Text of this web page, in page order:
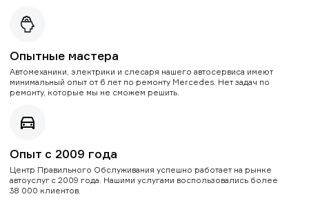
Опытные мастера
Автомеханики, электрики и слесаря нашего автосервиса имеют
минимальный опыт от 6 лет по ремонту Mercedes. Нет задач по
ремонту, которые мы не сможем решить.
Опыт с 2009 года
Центр Правильного Обслуживания успешно работает на рынке
автоуслуг с 2009 года. Нашими услугами воспользовались более
38 000 клиентов.